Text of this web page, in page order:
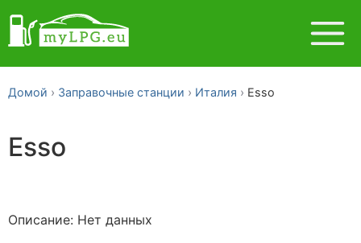
Домой Заправочные станции Италия Esso
Esso
Описание: Нет данных